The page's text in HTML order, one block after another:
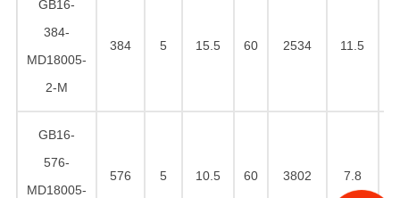
GB16-
384-
MD18005-
2-M
384 5 15.5 60 2534 11.5
GB16-
576-
MD18005-
576 5 10.5 60 3802 7.8